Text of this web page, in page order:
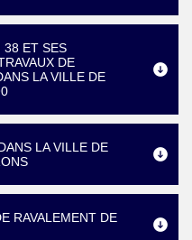
38 ET SES
DE
LA VILLE DE
LA VILLE DE
RAVALEMENT DE